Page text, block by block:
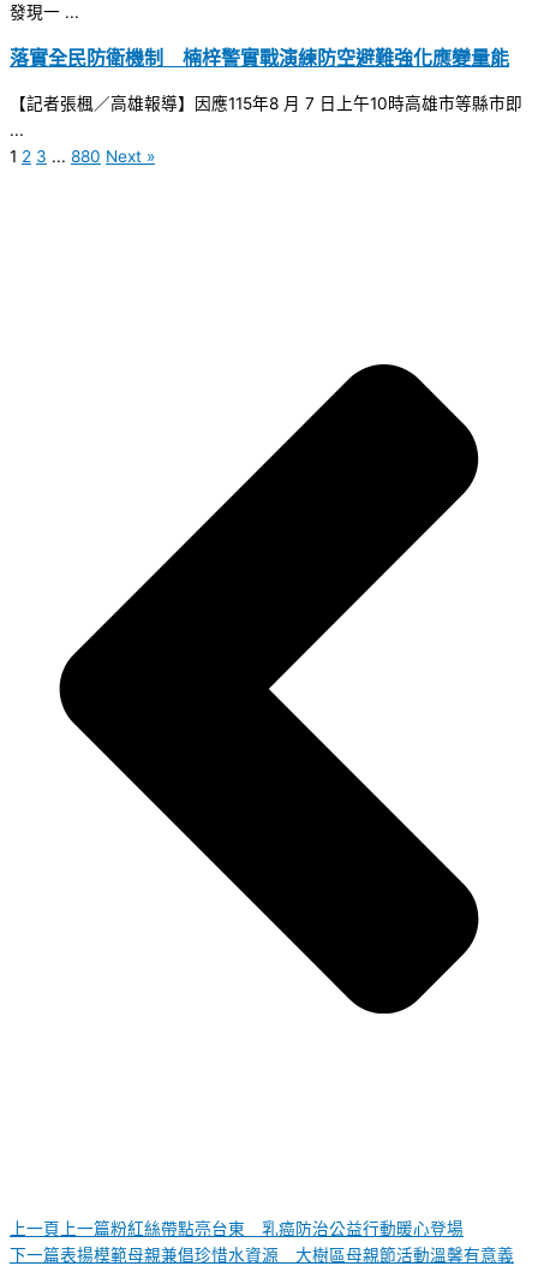
發現一 ...
落實全民防衛機制 楠梓警實戰演練防空避難強化應變量能
【記者張楓／高雄報導】因應115年8 月 7 日上午10時高雄市等縣市即
...
1 2 3 ... 880 Next »
上一頁 上一篇粉紅絲帶點亮台東 乳癌防治公益行動暖心登場
下一篇表揚模範母親兼倡珍惜水資源 大樹區母親節活動溫馨有意義